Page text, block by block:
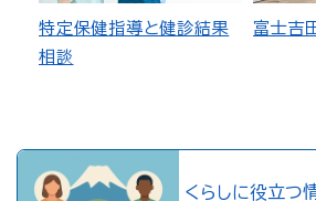
特定保健指導と健診結果
相談
富士吉
くらしに役立つ